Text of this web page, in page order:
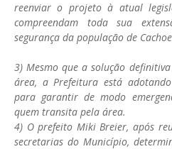
reenviar o projeto à atual
compreendam toda sua
segurança da população de
3) Mesmo que a solução
área, a Prefeitura está
para garantir de modo
quem transita pela área.
4) O prefeito Miki Breier, após
secretarias do Município,